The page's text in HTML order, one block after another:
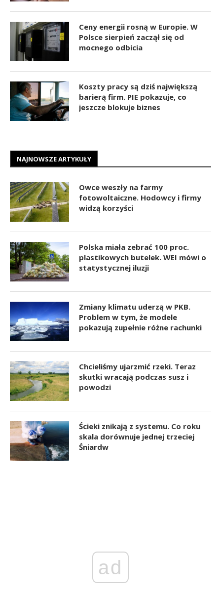
Ceny energii rosną w Europie. W
Polsce sierpień zaczął się od
mocnego odbicia
Koszty pracy są dziś największą
barierą firm. PIE pokazuje, co
jeszcze blokuje biznes
NAJNOWSZE ARTYKUŁY
Owce weszły na farmy
fotowoltaiczne. Hodowcy i firmy
widzą korzyści
Polska miała zebrać 100 proc.
plastikowych butelek. WEI mówi o
statystycznej iluzji
Zmiany klimatu uderzą w PKB.
Problem w tym, że modele
pokazują zupełnie różne rachunki
Chcieliśmy ujarzmić rzeki. Teraz
skutki wracają podczas susz i
powodzi
Ścieki znikają z systemu. Co roku
skala dorównuje jednej trzeciej
Śniardw
ad